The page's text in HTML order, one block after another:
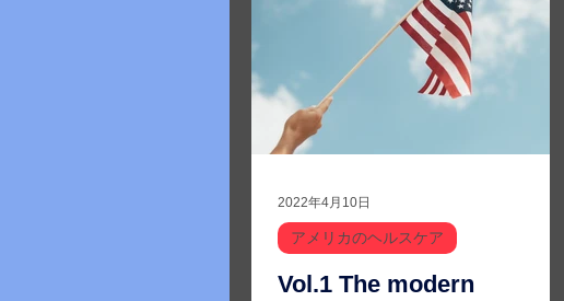
Vol.1 The modern
アメリカのヘルスケア
2022年4月10日